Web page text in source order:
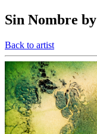
Sin Nombre by
Back to artist